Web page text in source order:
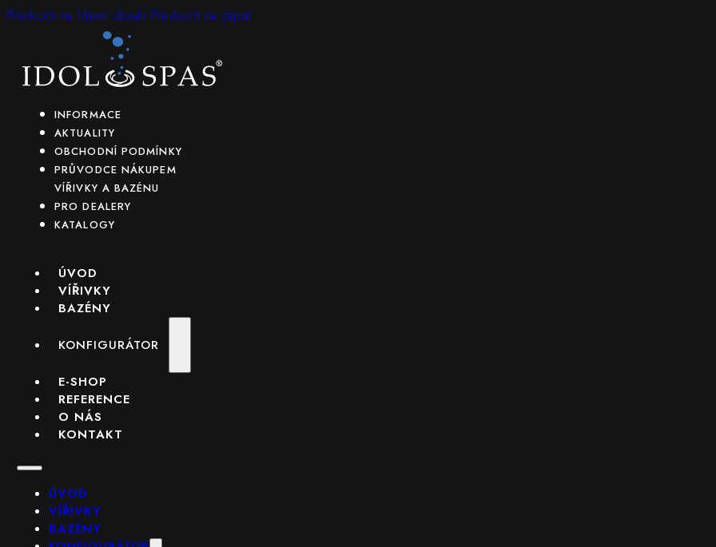
Přeskočit na hlavní obsah Přeskočit na zápatí
INFORMACE
AKTUALITY
OBCHODNÍ PODMÍNKY
PRŮVODCE NÁKUPEM
VÍŘIVKY A BAZÉNU
PRO DEALERY
KATALOGY
ÚVOD
VÍŘIVKY
BAZÉNY
KONFIGURÁTOR
E-SHOP
REFERENCE
O NÁS
KONTAKT
ÚVOD
VÍŘIVKY
BAZÉNY